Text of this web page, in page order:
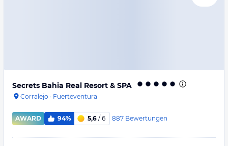
Secrets Bahia Real Resort & SPA
Corralejo · Fuerteventura
AWARD 94% 5,6 / 6 887 Bewertungen